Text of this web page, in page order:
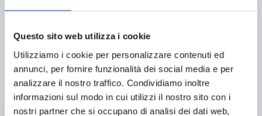
Questo sito web utilizza i cookie
Utilizziamo i cookie per personalizzare contenuti ed
annunci, per fornire funzionalità dei social media e per
analizzare il nostro traffico. Condividiamo inoltre
informazioni sul modo in cui utilizzi il nostro sito con i
nostri partner che si occupano di analisi dei dati web,